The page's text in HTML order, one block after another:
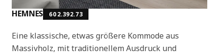
HEMNES 602.392.73
Eine klassische, etwas größere Kommode aus
Massivholz, mit traditionellem Ausdruck und